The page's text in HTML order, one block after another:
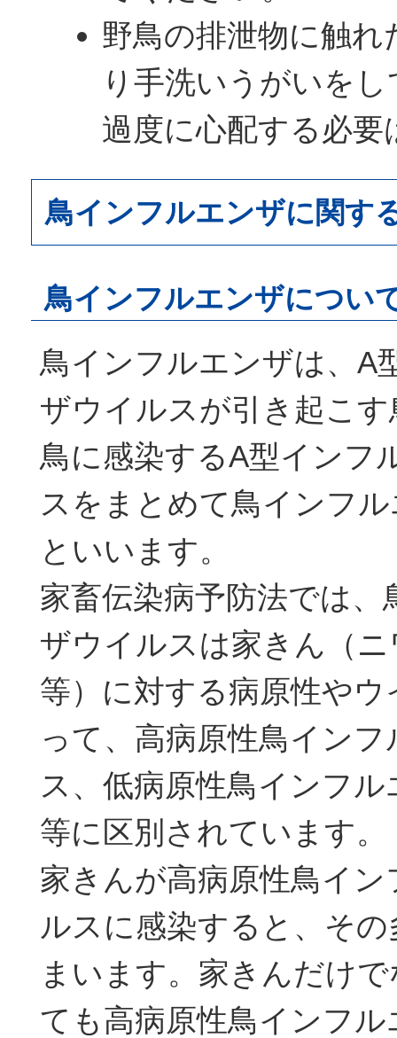
野鳥の排泄物に触
り手洗いうがいを
過度に心配する必
鳥インフルエンザに関す
鳥インフルエンザについ
鳥インフルエンザは、A
ザウイルスが引き起こ
鳥に感染するA型インフ
スをまとめて鳥インフ
といいます。
家畜伝染病予防法では
ザウイルスは家きん（
等）に対する病原性や
って、高病原性鳥イン
ス、低病原性鳥インフ
等に区別されています。
家きんが高病原性鳥イ
ルスに感染すると、そ
まいます。家きんだけ
ても高病原性鳥インフ